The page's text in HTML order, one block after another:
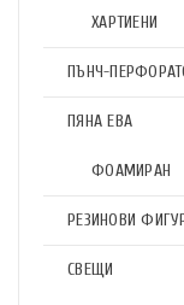
ХАРТИЕНИ
ПЪНЧ-
ПЯНА ЕВА
ФОАМИРАН
РЕЗИНОВИ
СВЕЩИ